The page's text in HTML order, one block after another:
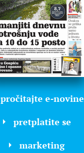
pročitajte e-novine
pretplatite se
marketing